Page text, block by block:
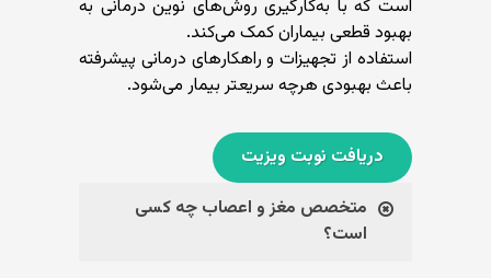
است که با به‌کارگیری روش‌های نوین درمانی به
بهبود قطعی بیماران کمک می‌کند.
استفاده از تجهیزات و راهکارهای درمانی پیشرفته
باعث بهبودی هرچه سریعتر بیمار می‌شود.
دریافت نوبت ویزیت
متخصص مغز و اعصاب چه کسی
است؟